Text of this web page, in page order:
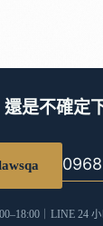
是不確定
｜LINE 24